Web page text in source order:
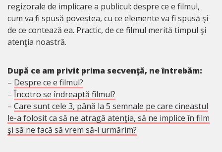
regizorale de implicare a publicul: despre ce e filmul,
cum va fi spusă povestea, cu ce elemente va fi spusă şi
de ce contează ea. Practic, de ce filmul merită timpul şi
atenţia noastră.
După ce am privit prima secvenţă, ne întrebăm:
– Despre ce e filmul?
– Încotro se îndreaptă filmul?
– Care sunt cele 3, până la 5 semnale pe care cineastul
le-a folosit ca să ne atragă atenţia, să ne implice în film
şi să ne facă să vrem să-l urmărim?